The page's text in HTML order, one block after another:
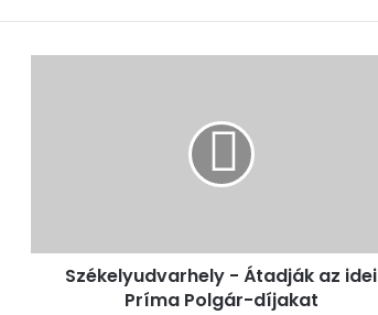
Székelyudvarhely - Átadják az idei
Príma Polgár-díjakat